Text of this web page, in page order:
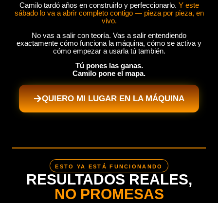
Camilo tardó años en construirlo y perfeccionarlo. Y este
sábado lo va a abrir completo contigo — pieza por pieza, en
vivo.
No vas a salir con teoría. Vas a salir entendiendo
exactamente cómo funciona la máquina, cómo se activa y
cómo empezar a usarla tú también.
Tú pones las ganas.
Camilo pone el mapa.
QUIERO MI LUGAR EN LA MÁQUINA
ESTO YA ESTÁ FUNCIONANDO
RESULTADOS REALES,
NO PROMESAS